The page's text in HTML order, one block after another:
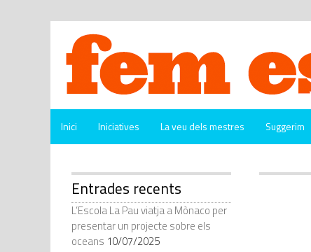
Inici Iniciatives La veu dels mestres Suggerim
Entrades recents
L’Escola La Pau viatja a Mònaco per
presentar un projecte sobre els
oceans 10/07/2025